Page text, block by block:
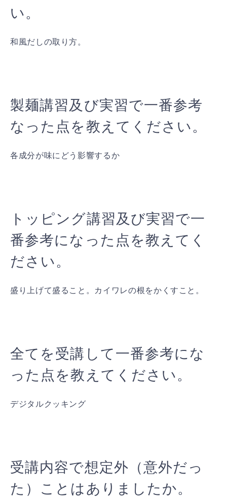
い。
和風だしの取り方。
製麺講習及び実習で一番参考
なった点を教えてください。
各成分が味にどう影響するか
トッピング講習及び実習で一
番参考になった点を教えてく
ださい。
盛り上げて盛ること。カイワレの根をかくすこと。
全てを受講して一番参考にな
った点を教えてください。
デジタルクッキング
受講内容で想定外（意外だっ
た）ことはありましたか。